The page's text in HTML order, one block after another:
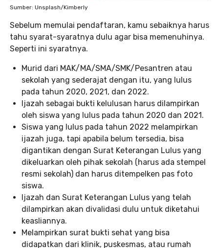
Sumber: Unsplash/Kimberly
Sebelum memulai pendaftaran, kamu sebaiknya harus
tahu syarat-syaratnya dulu agar bisa memenuhinya.
Seperti ini syaratnya.
Murid dari MAK/MA/SMA/SMK/Pesantren atau
sekolah yang sederajat dengan itu, yang lulus
pada tahun 2020, 2021, dan 2022.
Ijazah sebagai bukti kelulusan harus dilampirkan
oleh siswa yang lulus pada tahun 2020 dan 2021.
Siswa yang lulus pada tahun 2022 melampirkan
ijazah juga, tapi apabila belum tersedia, bisa
digantikan dengan Surat Keterangan Lulus yang
dikeluarkan oleh pihak sekolah (harus ada stempel
resmi sekolah) dan harus ditempelken pas foto
siswa.
Ijazah dan Surat Keterangan Lulus yang telah
dilampirkan akan divalidasi dulu untuk diketahui
keasliannya.
Melampirkan surat bukti sehat yang bisa
didapatkan dari klinik, puskesmas, atau rumah